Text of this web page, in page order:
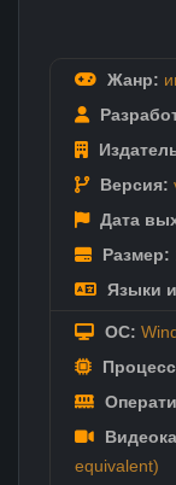
Жанр:
Версия:
Дата
Размер:
Языки
ОС:
equivalent)